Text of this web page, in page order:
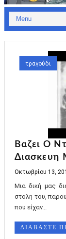
τραγούδι
Βαζει Ο
Οκτωβρίου 13,
Μια δική μας
στολη του,
που είχαν...
ΔΙΑΒΑΣΤΕ